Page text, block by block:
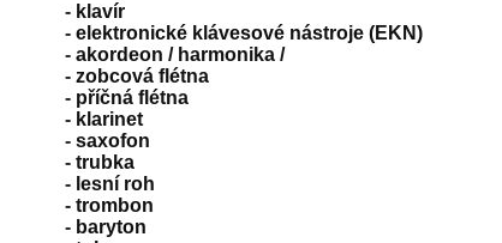
- klavír
- elektronické klávesové nástroje (EKN)
- akordeon / harmonika /
- zobcová flétna
- příčná flétna
- klarinet
- saxofon
- trubka
- lesní roh
- trombon
- baryton